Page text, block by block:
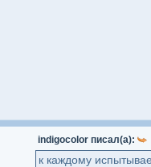
indigocolor писал(а):
к каждому